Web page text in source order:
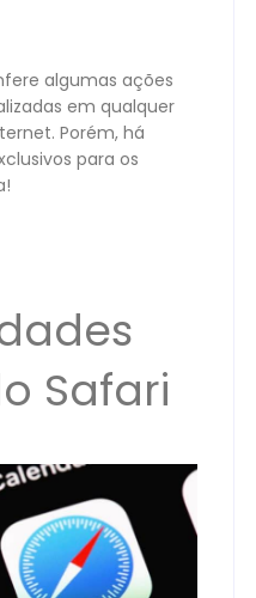
algumas ações
em qualquer
Porém, há
para os
Safari